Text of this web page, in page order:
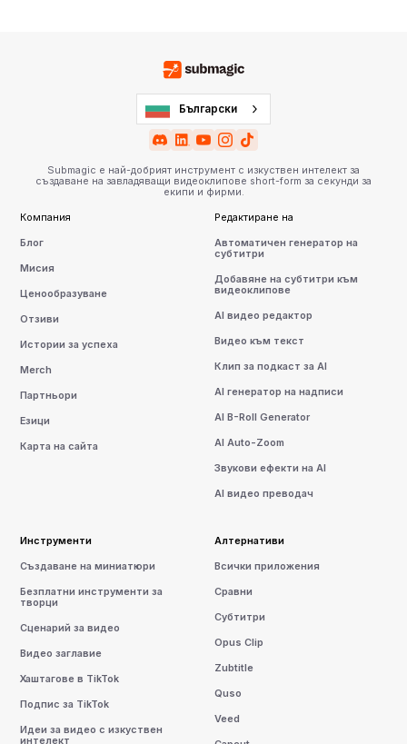
Български
Submagic е най-добрият инструмент с изкуствен интелект за
създаване на завладяващи видеоклипове short-form за секунди за
екипи и фирми.
Компания
Блог
Мисия
Ценообразуване
Отзиви
Истории за успеха
Merch
Партньори
Езици
Карта на сайта
Редактиране на
Автоматичен генератор на
субтитри
Добавяне на субтитри към
видеоклипове
AI видео редактор
Видео към текст
Клип за подкаст за AI
AI генератор на надписи
AI B-Roll Generator
AI Auto-Zoom
Звукови ефекти на AI
AI видео преводач
Инструменти
Създаване на миниатюри
Безплатни инструменти за
творци
Сценарий за видео
Видео заглавие
Хаштагове в TikTok
Подпис за TikTok
Идеи за видео с изкуствен
интелект
Алтернативи
Всички приложения
Сравни
Субтитри
Opus Clip
Zubtitle
Quso
Veed